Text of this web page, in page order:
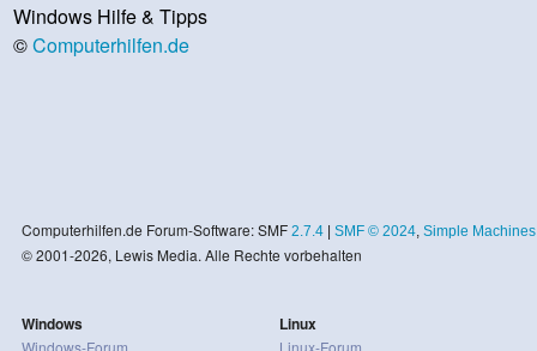
Windows Hilfe & Tipps
©Computerhilfen.de
Computerhilfen.de Forum-Software: SMF 2.7.4| SMF © 2024, Simple Machines
© 2001-2026, Lewis Media. Alle Rechte vorbehalten
Windows
Windows-Forum
Linux
Linux-Forum